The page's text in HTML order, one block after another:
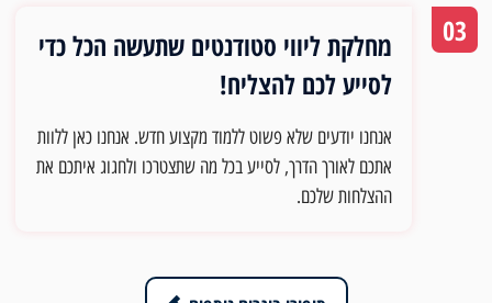
03
מחלקת ליווי סטודנטים שתעשה הכל כדי
לסייע לכם להצליח!
אנחנו יודעים שלא פשוט ללמוד מקצוע חדש. אנחנו כאן ללוות
אתכם לאורך הדרך, לסייע בכל מה שתצטרכו ולחגוג איתכם את
ההצלחות שלכם.